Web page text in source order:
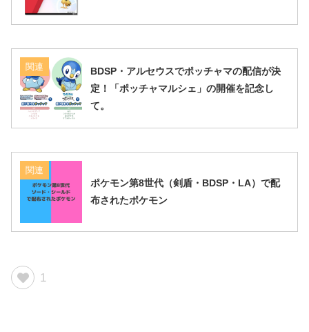
関連
BDSP・アルセウスでポッチャマの配信が決
定！「ポッチャマルシェ」の開催を記念し
て。
関連
ポケモン第8世代（剣盾・BDSP・LA）で配
布されたポケモン
1